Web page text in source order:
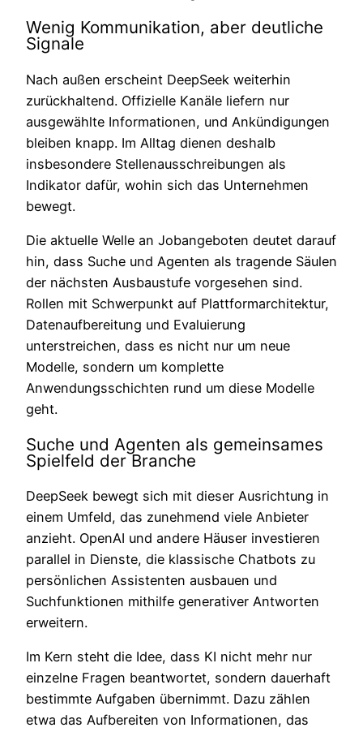
Wenig Kommunikation, aber deutliche
Signale
Nach außen erscheint DeepSeek weiterhin
zurückhaltend. Offizielle Kanäle liefern nur
ausgewählte Informationen, und Ankündigungen
bleiben knapp. Im Alltag dienen deshalb
insbesondere Stellenausschreibungen als
Indikator dafür, wohin sich das Unternehmen
bewegt.
Die aktuelle Welle an Jobangeboten deutet darauf
hin, dass Suche und Agenten als tragende Säulen
der nächsten Ausbaustufe vorgesehen sind.
Rollen mit Schwerpunkt auf Plattformarchitektur,
Datenaufbereitung und Evaluierung
unterstreichen, dass es nicht nur um neue
Modelle, sondern um komplette
Anwendungsschichten rund um diese Modelle
geht.
Suche und Agenten als gemeinsames
Spielfeld der Branche
DeepSeek bewegt sich mit dieser Ausrichtung in
einem Umfeld, das zunehmend viele Anbieter
anzieht. OpenAI und andere Häuser investieren
parallel in Dienste, die klassische Chatbots zu
persönlichen Assistenten ausbauen und
Suchfunktionen mithilfe generativer Antworten
erweitern.
Im Kern steht die Idee, dass KI nicht mehr nur
einzelne Fragen beantwortet, sondern dauerhaft
bestimmte Aufgaben übernimmt. Dazu zählen
etwa das Aufbereiten von Informationen, das